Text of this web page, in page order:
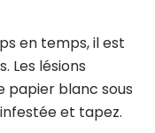
en temps, il est
Les lésions
papier blanc sous
et tapez.